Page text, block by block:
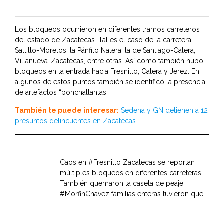
Los bloqueos ocurrieron en diferentes tramos carreteros
del estado de Zacatecas. Tal es el caso de la carretera
Saltillo-Morelos, la Pánfilo Natera, la de Santiago-Calera,
Villanueva-Zacatecas, entre otras. Así como también hubo
bloqueos en la entrada hacia Fresnillo, Calera y Jerez. En
algunos de estos puntos también se identificó la presencia
de artefactos “ponchallantas”.
También te puede interesar: Sedena y GN detienen a 12
presuntos delincuentes en Zacatecas
Caos en #Fresnillo Zacatecas se reportan
múltiples bloqueos en diferentes carreteras.
También quemaron la caseta de peaje
#MorfinChavez familias enteras tuvieron que